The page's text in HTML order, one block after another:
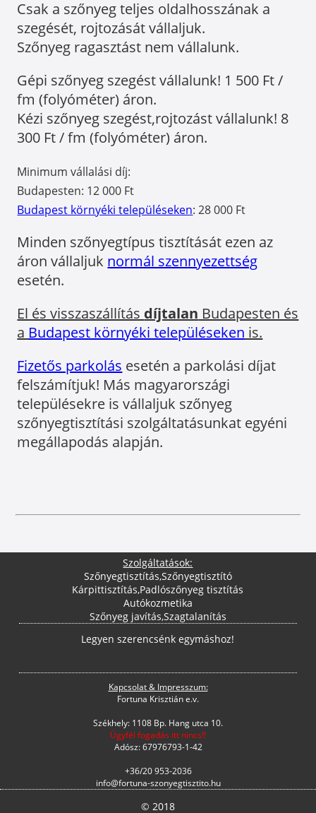
Csak a szőnyeg teljes oldalhosszának a
szegését, rojtozását vállaljuk.
Szőnyeg ragasztást nem vállalunk.
Gépi szőnyeg szegést vállalunk! 1 500 Ft /
fm (folyóméter) áron.
Kézi szőnyeg szegést,rojtozást vállalunk! 8
300 Ft / fm (folyóméter) áron.
Minimum vállalási díj:
Budapesten: 12 000 Ft
Budapest környéki településeken: 28 000 Ft
Minden szőnyegtípus tisztítását ezen az
áron vállaljuk normál szennyezettség
esetén.
El és visszaszállítás díjtalan Budapesten és
a Budapest környéki településeken is.
Fizetős parkolás esetén a parkolási díjat
felszámítjuk! Más magyarországi
településekre is vállaljuk szőnyeg
szőnyegtisztítási szolgáltatásunkat egyéni
megállapodás alapján.
Szolgáltatások:
Szőnyegtisztítás,Szőnyegtisztító
Kárpittisztítás,Padlószőnyeg tisztítás
Autókozmetika
Szőnyeg javítás,Szagtalanítás
Legyen szerencsénk egymáshoz!
Kapcsolat & Impresszum:
Fortuna Krisztián e.v.
Székhely: 1108 Bp. Hang utca 10.
Ügyfél fogadás itt nincs!!
Adósz: 67976793-1-42
+36/20 953-2036
info@fortuna-szonyegtisztito.hu
© 2018